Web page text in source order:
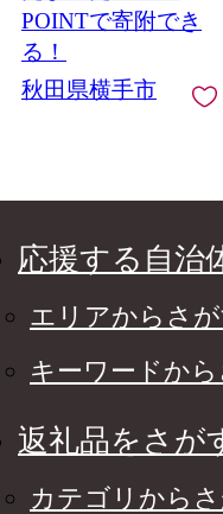
ハンガー ラック ケー
ス 収納 インテリア ベ
ース] 秋田県横手市
POINTで寄附でき
る！
秋田県横手市
応援する自治
エリアからさ
キーワードか
返礼品をさが
カテゴリから